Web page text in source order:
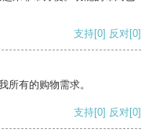
支持[0] 反对[0]
所有的购物需求。
支持[0] 反对[0]